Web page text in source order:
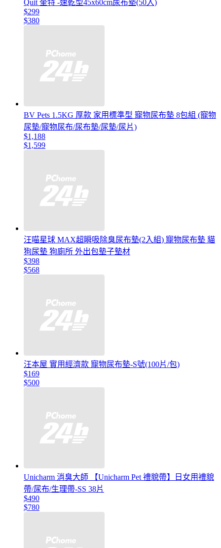
Quit 奎特 -速乾型45x60cm尿布墊(50入)
$299
$380
BV Pets 1.5KG 厚款 家用標準型 寵物尿布墊 8包組 (寵物
尿墊/寵物尿布/尿布墊/尿墊/尿片)
$1,188
$1,599
汪喵星球 MAX超瞬吸除臭尿布墊(2入組) 寵物尿布墊 貓
狗尿墊 狗廁所 外出包墊子墊材
$398
$568
汪本屋 實用經濟款 寵物尿布墊-S號(100片/包)
$169
$500
Unicharm 消臭大師 【Unicharm Pet 禮貌帶】日女用禮貌
帶/尿布/生理帶-SS 38片
$490
$780